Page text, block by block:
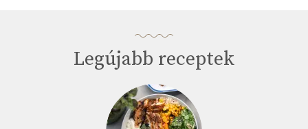
Legújabb receptek